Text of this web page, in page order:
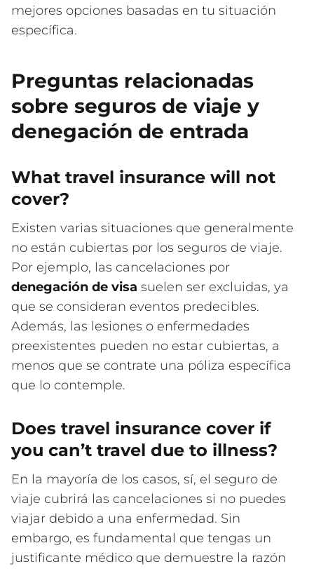
mejores opciones basadas en tu situación
específica.
Preguntas relacionadas
sobre seguros de viaje y
denegación de entrada
What travel insurance will not
cover?
Existen varias situaciones que generalmente
no están cubiertas por los seguros de viaje.
Por ejemplo, las cancelaciones por
denegación de visa suelen ser excluidas, ya
que se consideran eventos predecibles.
Además, las lesiones o enfermedades
preexistentes pueden no estar cubiertas, a
menos que se contrate una póliza específica
que lo contemple.
Does travel insurance cover if
you can’t travel due to illness?
En la mayoría de los casos, sí, el seguro de
viaje cubrirá las cancelaciones si no puedes
viajar debido a una enfermedad. Sin
embargo, es fundamental que tengas un
justificante médico que demuestre la razón